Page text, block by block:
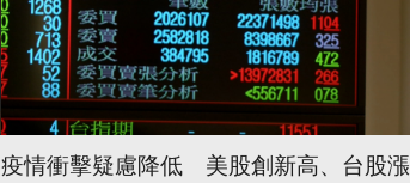
疫情衝擊疑慮降低 美股創新高、台股漲